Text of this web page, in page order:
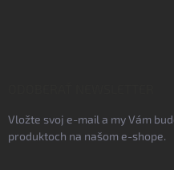
Vložte svoj e-mail a my Vám
produktoch na našom e-shope.